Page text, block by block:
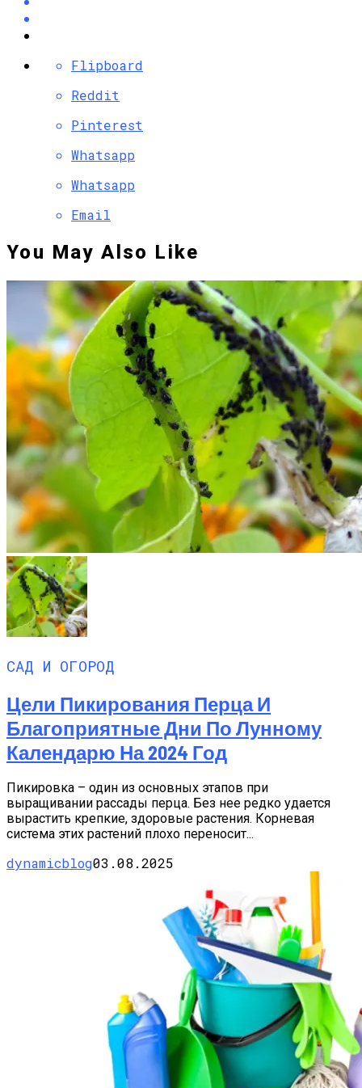
Flipboard
Reddit
Pinterest
Whatsapp
Whatsapp
Email
You May Also Like
САД И ОГОРОД
Цели Пикирования Перца И
Благоприятные Дни По Лунному
Календарю На 2024 Год
Пикировка – один из основных этапов при
выращивании рассады перца. Без нее редко удается
вырастить крепкие, здоровые растения. Корневая
система этих растений плохо переносит...
dynamicblog03.08.2025